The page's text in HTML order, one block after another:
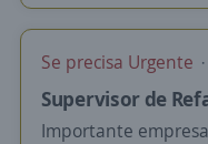
Se precisa Urgente
Supervisor de
Importante